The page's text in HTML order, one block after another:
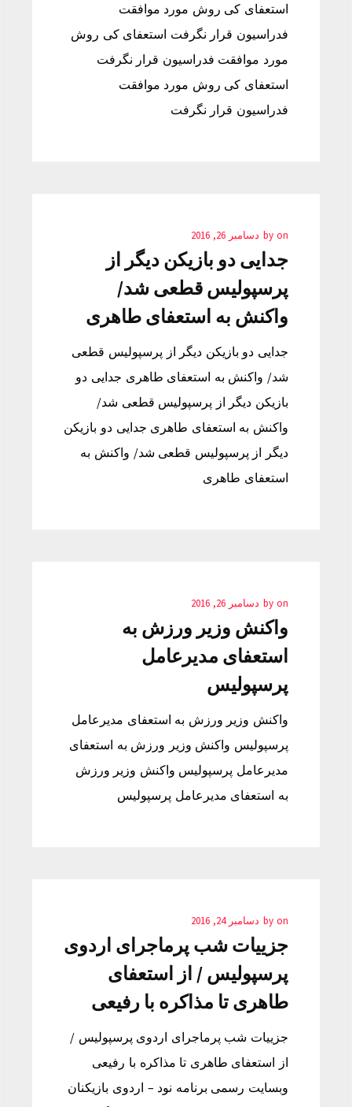
استعفای کی روش مورد موافقت
فدراسیون قرار نگرفت استعفای کی روش
مورد موافقت فدراسیون قرار نگرفت
استعفای کی روش مورد موافقت
فدراسیون قرار نگرفت
by on دسامبر 26, 2016
جدایی دو بازیکن دیگر از
پرسپولیس قطعی شد/
واکنش به استعفای طاهری
جدایی دو بازیکن دیگر از پرسپولیس قطعی
شد/ واکنش به استعفای طاهری جدایی دو
بازیکن دیگر از پرسپولیس قطعی شد/
واکنش به استعفای طاهری جدایی دو بازیکن
دیگر از پرسپولیس قطعی شد/ واکنش به
استعفای طاهری
by on دسامبر 26, 2016
واکنش وزیر ورزش به
استعفای مدیرعامل
پرسپولیس
واکنش وزیر ورزش به استعفای مدیرعامل
پرسپولیس واکنش وزیر ورزش به استعفای
مدیرعامل پرسپولیس واکنش وزیر ورزش
به استعفای مدیرعامل پرسپولیس
by on دسامبر 24, 2016
جزییات شب پرماجرای اردوی
پرسپولیس / از استعفای
طاهری تا مذاکره با رفیعی
جزییات شب پرماجرای اردوی پرسپولیس /
از استعفای طاهری تا مذاکره با رفیعی
وبسایت رسمی برنامه نود – اردوی بازیکنان